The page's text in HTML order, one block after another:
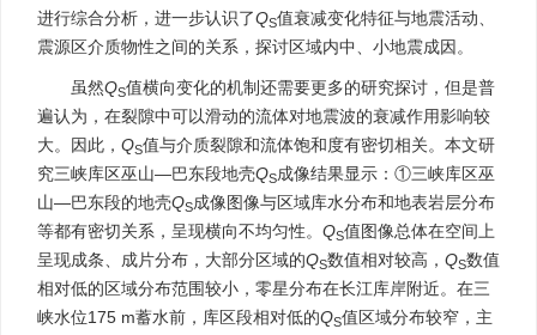
进行综合分析，进一步认识了QS值衰减变化特征与地震活动、
震源区介质物性之间的关系，探讨区域内中、小地震成因。
虽然QS值横向变化的机制还需要更多的研究探讨，但是普
遍认为，在裂隙中可以滑动的流体对地震波的衰减作用影响较
大。因此， QS值与介质裂隙和流体饱和度有密切相关。本文研
究三峡库区巫山—巴东段地壳QS成像结果显示：①三峡库区巫
山—巴东段的地壳QS成像图像与区域库水分布和地表岩层分布
等都有密切关系，呈现横向不均匀性。 QS值图像总体在空间上
呈现成条、成片分布，大部分区域的QS数值相对较高， QS数值
相对低的区域分布范围较小，零星分布在长江库岸附近。在三
峡水位175 m蓄水前，库区段相对低的QS值区域分布较窄，主